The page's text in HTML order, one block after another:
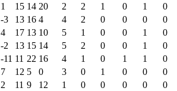
1 15 14 20 2 2 1 0 1 0
-3 13 16 4 4 2 0 0 0 0
4 17 13 10 5 1 0 0 1 0
-2 13 15 14 5 2 0 0 1 0
-11 11 22 16 4 1 0 1 1 0
7 12 5 0 3 0 1 0 0 0
2 11 9 12 1 0 0 0 0 0